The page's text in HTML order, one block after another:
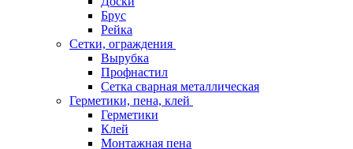
Брус
Рейка
Сетки, ограждения
Вырубка
Профнастил
Сетка сварная металлическая
Герметики, пена, клей
Герметики
Клей
Монтажная пена